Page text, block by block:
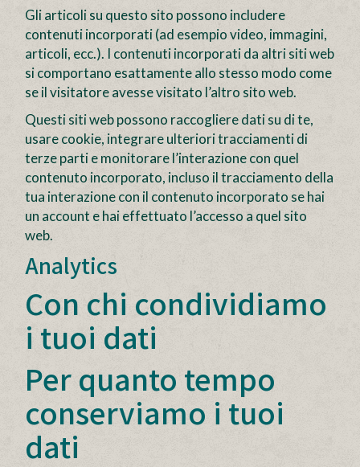
Gli articoli su questo sito possono includere
contenuti incorporati (ad esempio video, immagini,
articoli, ecc.). I contenuti incorporati da altri siti web
si comportano esattamente allo stesso modo come
se il visitatore avesse visitato l’altro sito web.
Questi siti web possono raccogliere dati su di te,
usare cookie, integrare ulteriori tracciamenti di
terze parti e monitorare l’interazione con quel
contenuto incorporato, incluso il tracciamento della
tua interazione con il contenuto incorporato se hai
un account e hai effettuato l’accesso a quel sito
web.
Analytics
Con chi condividiamo
i tuoi dati
Per quanto tempo
conserviamo i tuoi
dati